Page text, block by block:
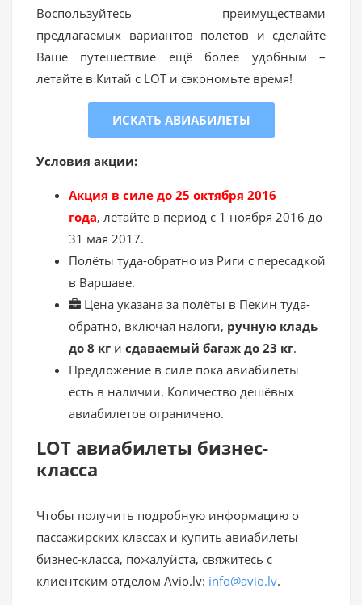
Воспользуйтесь преимуществами
предлагаемых вариантов полётов и сделайте
Ваше путешествие ещё более удобным –
летайте в Китай с LOT и сэкономьте время!
ИСКАТЬ АВИАБИЛЕТЫ
Условия акции:
Акция в силе до 25 октября 2016
года, летайте в период с 1 ноября 2016 до
31 мая 2017.
Полёты туда-обратно из Риги с пересадкой
в Варшаве.
Цена указана за полёты в Пекин туда-
обратно, включая налоги, ручную кладь
до 8 кг и сдаваемый багаж до 23 кг.
Предложение в силе пока авиабилеты
есть в наличии. Количество дешёвых
авиабилетов ограничено.
LOT авиабилеты бизнес-
класса
Чтобы получить подробную информацию о
пассажирских классах и купить авиабилеты
бизнес-класса, пожалуйста, свяжитесь с
клиентским отделом Avio.lv: info@avio.lv.